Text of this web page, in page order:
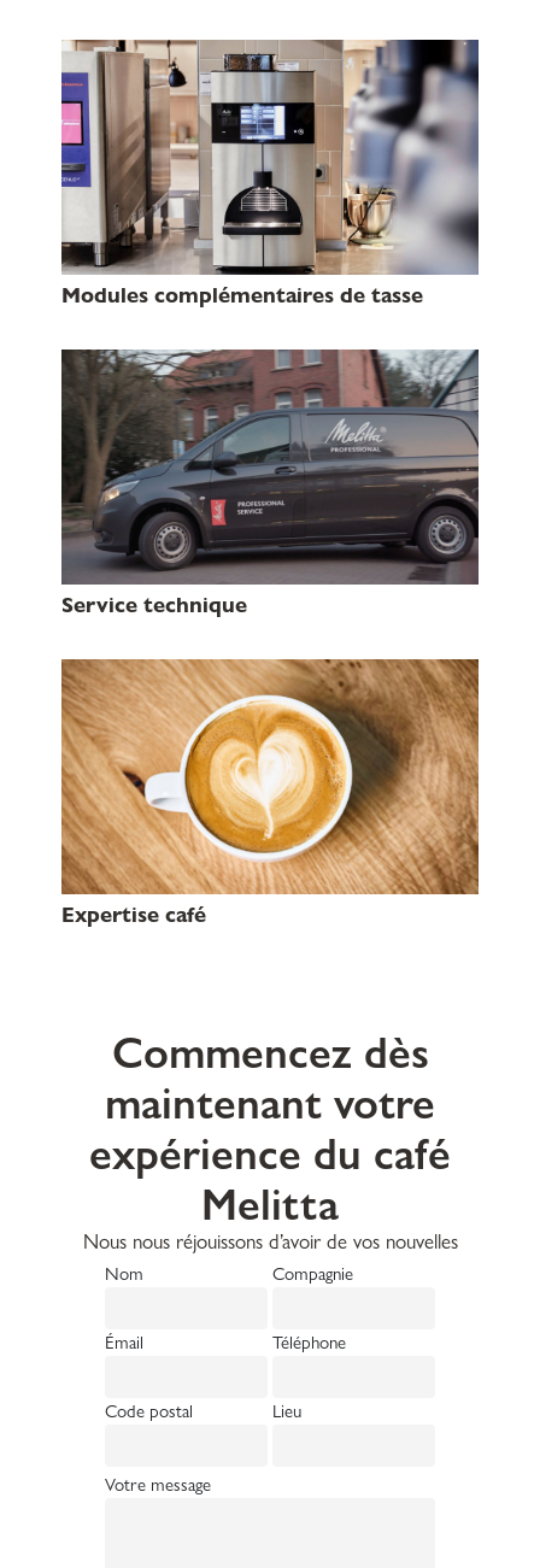
Modules complémentaires de tasse
Service technique
Expertise café
Commencez dès
maintenant votre
expérience du café
Melitta
Nous nous réjouissons d’avoir de vos nouvelles
Nom Compagnie
Émail Téléphone
Code postal Lieu
Votre message